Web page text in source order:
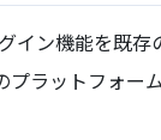
イン機能を既
ラットフォーム